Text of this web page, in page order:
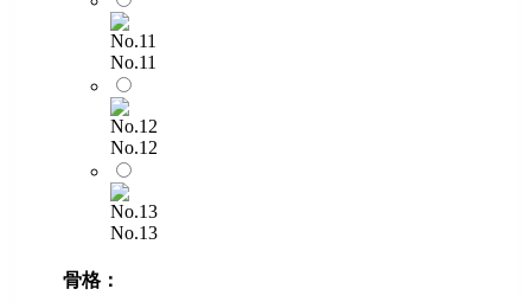
No.11
No.12
No.13
骨格：